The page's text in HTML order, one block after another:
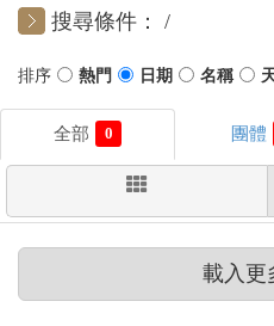
搜尋條件：
0
載入更